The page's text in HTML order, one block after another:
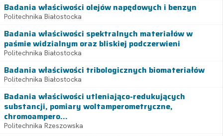
Badania właściwości olejów napędowych i benzyn
Politechnika Białostocka
Badania właściwości spektralnych materiałów w
paśmie widzialnym oraz bliskiej podczerwieni
Politechnika Białostocka
Badania właściwości tribologicznych biomateriałów
Politechnika Białostocka
Badania właściwości utleniająco-redukujących
substancji, pomiary woltamperometryczne,
chromoampero...
Politechnika Rzeszowska